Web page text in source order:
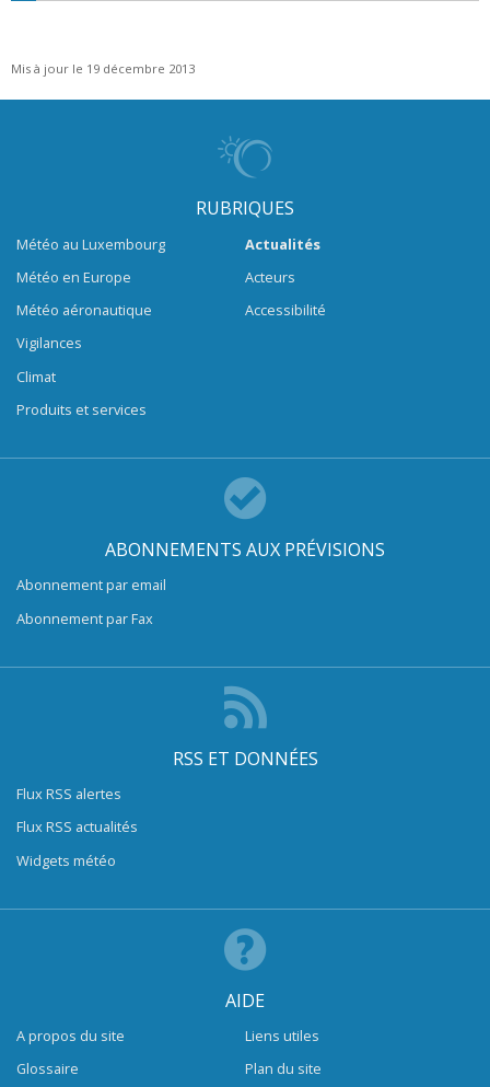
Mis à jour le 19 décembre 2013
RUBRIQUES
Météo au Luxembourg
Météo en Europe
Météo aéronautique
Vigilances
Climat
Produits et services
Actualités
Acteurs
Accessibilité
ABONNEMENTS AUX PRÉVISIONS
Abonnement par email
Abonnement par Fax
RSS ET DONNÉES
Flux RSS alertes
Flux RSS actualités
Widgets météo
AIDE
A propos du site
Glossaire
Liens utiles
Plan du site